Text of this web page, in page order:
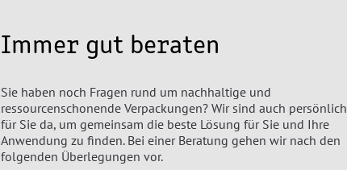
Immer gut beraten
Sie haben noch Fragen rund um nachhaltige und
ressourcenschonende Verpackungen? Wir sind auch persönlich
für Sie da, um gemeinsam die beste Lösung für Sie und Ihre
Anwendung zu finden. Bei einer Beratung gehen wir nach den
folgenden Überlegungen vor.